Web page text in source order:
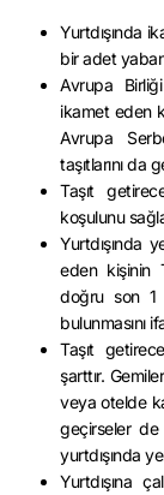
Yurtdışında
bir adet
Avrupa
ikamet eden
Avrupa
taşıtlarını da
Taşıt
koşulunu
Yurtdışında
eden kişinin
doğru son 1
bulunmasını
Taşıt
şarttır.
veya otelde
geçirseler de
yurtdışında
Yurtdışına